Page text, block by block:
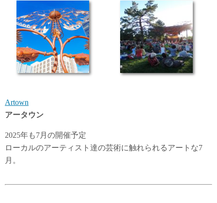
Artown
アータウン
2025年も7月の開催予定
ローカルのアーティスト達の芸術に触れられるアートな7
月。